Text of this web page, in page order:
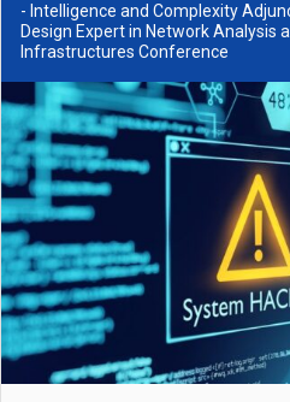
- Intelligence and Complexity
Design Expert in Network Analysis
Infrastructures Conference